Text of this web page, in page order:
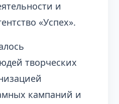
и
«Успех».
творческих
кампаний и